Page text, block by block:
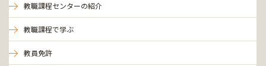
教職課程センターの紹介
教職課程で学ぶ
教員免許